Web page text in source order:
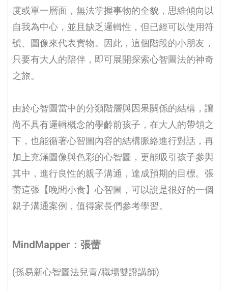
度或單一層面，無法掌握事物的全貌，思維傾向以
自我為中心，並且缺乏邏輯性，但已經可以使用符
號、圖像來代表實物。因此，這個階段的小朋友，
只要有大人的陪伴，即可展開探索心智圖法的神奇
之旅。
由於心智圖當中的分類階層與因果關係的結構，讓
尚不具有邏輯概念的學齡前孩子，在大人的帶領之
下，也能循著心智圖內容的結構脈絡進行對話，再
加上充滿圖像與色彩的心智圖，更能吸引孩子參與
其中，進行良性的親子溝通，達成預期的目標。張
蕾這張【晚間小食】心智圖，可以說是很好的一個
親子溝通案例，值得家長們參考學習。
MindMapper：張蕾
(孫易新心智圖法兒青/職場雙證講師)